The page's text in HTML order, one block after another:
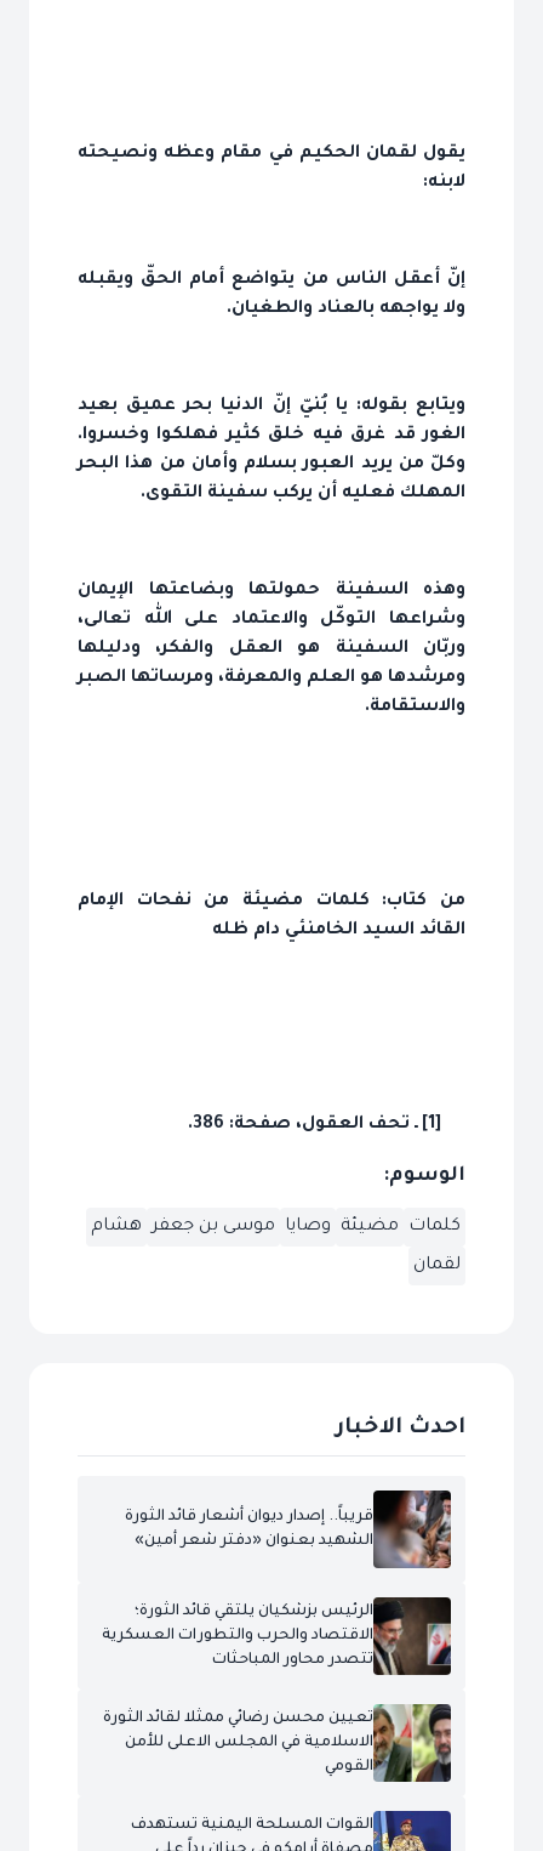
يقول لقمان الحكيم في مقام وعظه ونصيحته
لابنه:
إنّ أعقل الناس من يتواضع أمام الحقّ ويقبله
ولا يواجهه بالعناد والطغيان.
ويتابع بقوله: يا بُنيّ إنّ الدنيا بحر عميق بعيد
الغور قد غرق فيه خلق كثير فهلكوا وخسروا.
وكلّ من يريد العبور بسلام وأمان من هذا البحر
المهلك فعليه أن يركب سفينة التقوى.
وهذه السفينة حمولتها وبضاعتها الإيمان
وشراعها التوكّل والاعتماد على الله تعالى،
وربّان السفينة هو العقل والفكر، ودليلها
ومرشدها هو العلم والمعرفة، ومرساتها الصبر
والاستقامة.
من كتاب: كلمات مضيئة من نفحات الإمام
القائد السيد الخامنئي دام ظله
[1] ـ تحف العقول، صفحة: 386.
الوسوم:
كلمات مضيئة وصايا موسى بن جعفر هشام
لقمان
احدث الاخبار
قريباً.. إصدار ديوان أشعار قائد الثورة
الشهيد بعنوان «دفتر شعر أمين»
الرئيس بزشكيان يلتقي قائد الثورة؛
الاقتصاد والحرب والتطورات العسكرية
تتصدر محاور المباحثات
تعيين محسن رضائي ممثلا لقائد الثورة
الاسلامية في المجلس الاعلى للأمن
القومي
القوات المسلحة اليمنية تستهدف